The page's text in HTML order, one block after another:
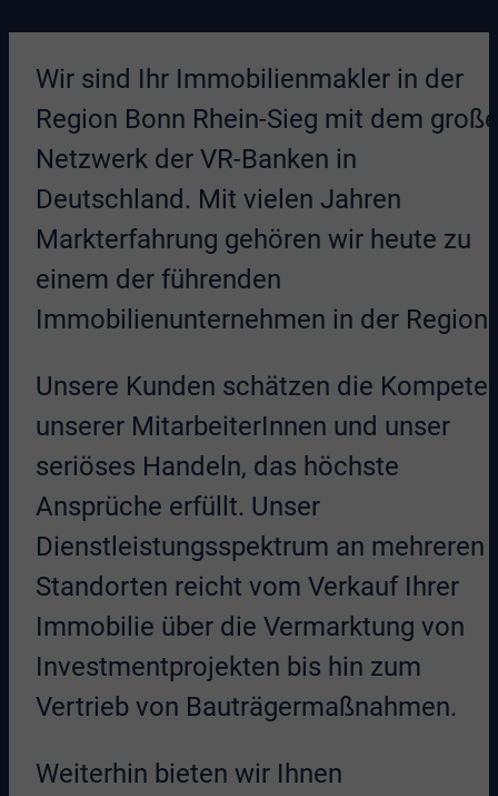
Wir sind Ihr Immobilienmakler in der
Region Bonn Rhein-Sieg mit dem
Netzwerk der VR-Banken in
Deutschland. Mit vielen Jahren
Markterfahrung gehören wir heute zu
einem der führenden
Immobilienunternehmen in der
Unsere Kunden schätzen die
unserer MitarbeiterInnen und unser
seriöses Handeln, das höchste
Ansprüche erfüllt. Unser
Dienstleistungsspektrum an mehreren
Standorten reicht vom Verkauf Ihrer
Immobilie über die Vermarktung von
Investmentprojekten bis hin zum
Vertrieb von Bauträgermaßnahmen.
Weiterhin bieten wir Ihnen